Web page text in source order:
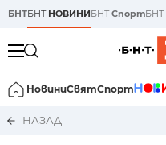
БНТБНТ НОВИНИБНТСпортБНТ
НовиниСвятСпорт
НАЗАД